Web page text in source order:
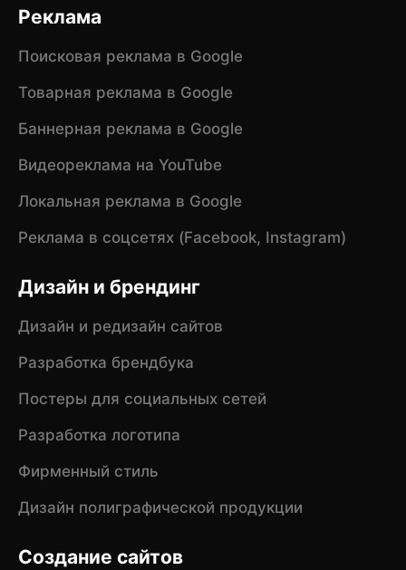
Реклама
Поисковая реклама в Google
Товарная реклама в Google
Баннерная реклама в Google
Видеореклама на YouTube
Локальная реклама в Google
Реклама в соцсетях (Facebook, Instagram)
Дизайн и брендинг
Дизайн и редизайн сайтов
Разработка брендбука
Постеры для социальных сетей
Разработка логотипа
Фирменный стиль
Дизайн полиграфической продукции
Создание сайтов